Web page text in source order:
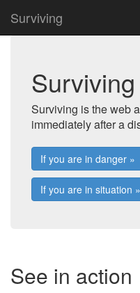
Surviving
Surviving
Surviving is the web
immediately after a
If you are in danger »
If you are in situation »
See in action